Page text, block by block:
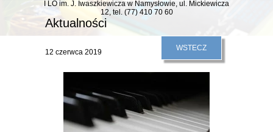
Aktualności
WSTECZ
12 czerwca 2019
Odliczamy dni do zjazdu
I LO im. J. Iwaszkiewicza w Namysłowie, ul. Mickiewicza
12, tel. (77) 410 70 60